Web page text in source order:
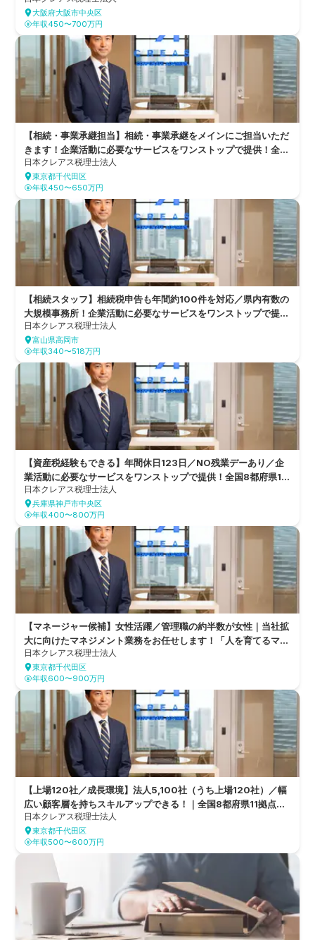
ープ会社を持つ総合的なコンサルティングファーム
大阪府大阪市中央区
年収450〜700万円
【相続・事業承継担当】相続・事業承継をメインにご担当いただ
きます！企業活動に必要なサービスをワンストップで提供！全国
8都府県11拠点を構え、6つのグループ会社を持つ総合的なコン
サルティングファーム
日本クレアス税理士法人
東京都千代田区
年収450〜650万円
【相続スタッフ】相続税申告も年間約100件を対応／県内有数の
大規模事務所！企業活動に必要なサービスをワンストップで提供
する、全国8都府県11拠点を構え、6つのグループ会社を持つ総
合的なコンサルティングファーム
日本クレアス税理士法人
富山県高岡市
年収340〜518万円
【資産税経験もできる】年間休日123日／NO残業デーあり／企
業活動に必要なサービスをワンストップで提供！全国8都府県11
拠点を構え、6つのグループ会社を持つ総合的なコンサルティン
グファーム
日本クレアス税理士法人
兵庫県神戸市中央区
年収400〜800万円
【マネージャー候補】女性活躍／管理職の約半数が女性｜当社拡
大に向けたマネジメント業務をお任せします！「人を育てるマネ
ジメントの道」と「専門性を極めるテクニカルの道」の2つから
キャリアを描くことが可能！全国8都府県11拠点を構え、6つの
グループ会社を持つ総合的なコンサルティングファーム
日本クレアス税理士法人
東京都千代田区
年収600〜900万円
【上場120社／成長環境】法人5,100社（うち上場120社）／幅
広い顧客層を持ちスキルアップできる！｜全国8都府県11拠点を
構え6つのグループ会社を持つ、グループ600名規模の税理士法
人
日本クレアス税理士法人
東京都千代田区
年収500〜600万円